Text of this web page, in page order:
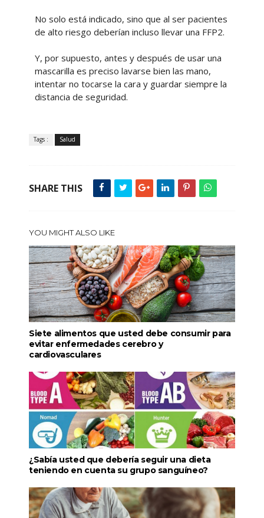
No solo está indicado, sino que al ser pacientes
de alto riesgo deberían incluso llevar una FFP2.
Y, por supuesto, antes y después de usar una
mascarilla es preciso lavarse bien las mano,
intentar no tocarse la cara y guardar siempre la
distancia de seguridad.
Tags : Salud
SHARE THIS
YOU MIGHT ALSO LIKE
Siete alimentos que usted debe consumir para
evitar enfermedades cerebro y
cardiovasculares
¿Sabía usted que debería seguir una dieta
teniendo en cuenta su grupo sanguíneo?